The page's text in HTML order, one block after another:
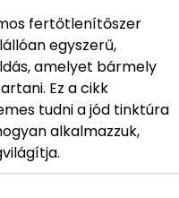
fertőtlenítőszer
egyszerű,
amelyet bármely
Ez a cikk
tudni a jód tinktúra
alkalmazzuk,